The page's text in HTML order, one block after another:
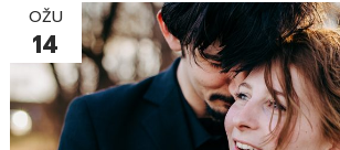
OŽU
14